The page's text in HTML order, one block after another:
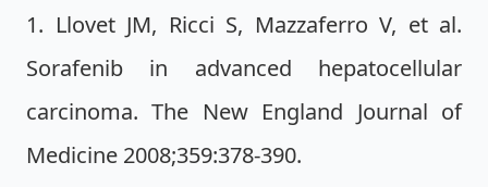
1. Llovet JM, Ricci S, Mazzaferro V, et al.
Sorafenib in advanced hepatocellular
carcinoma. The New England Journal of
Medicine 2008;359:378-390.